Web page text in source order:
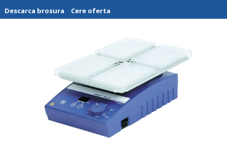
Descarca brosura Cere oferta